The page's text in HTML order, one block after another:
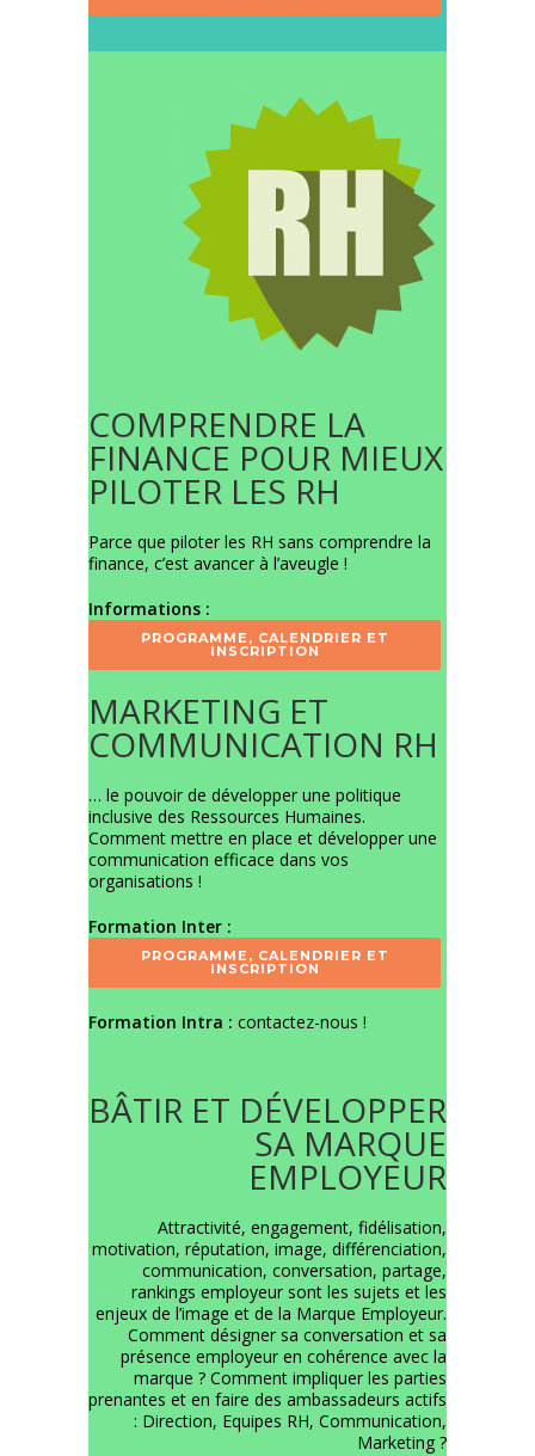
COMPRENDRE LA
FINANCE POUR MIEUX
PILOTER LES RH
Parce que piloter les RH sans comprendre la
finance, c’est avancer à l’aveugle !
Informations :
PROGRAMME, CALENDRIER ET
INSCRIPTION
MARKETING ET
COMMUNICATION RH
… le pouvoir de développer une politique
inclusive des Ressources Humaines.
Comment mettre en place et développer une
communication efficace dans vos
organisations !
Formation Inter :
PROGRAMME, CALENDRIER ET
INSCRIPTION
Formation Intra : contactez-nous !
BÂTIR ET DÉVELOPPER
SA MARQUE
EMPLOYEUR
Attractivité, engagement, fidélisation,
motivation, réputation, image, différenciation,
communication, conversation, partage,
rankings employeur sont les sujets et les
enjeux de l’image et de la Marque Employeur.
Comment désigner sa conversation et sa
présence employeur en cohérence avec la
marque ? Comment impliquer les parties
prenantes et en faire des ambassadeurs actifs
: Direction, Equipes RH, Communication,
Marketing ?